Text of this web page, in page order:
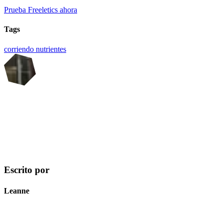
Prueba Freeletics ahora
Tags
corriendo nutrientes
Escrito por
Leanne